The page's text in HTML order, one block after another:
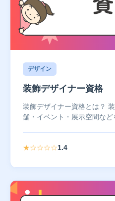
デザイン
装飾デザイナー資格
装飾デザイナー資格とは？
舗・イベント・展示空間など
★☆☆☆☆1.4